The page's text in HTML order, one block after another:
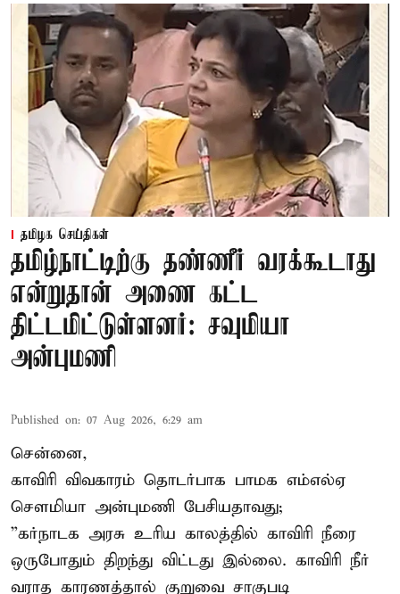
தமிழக செய்திகள்
தமிழ்நாட்டிற்கு தண்ணீர் வரக்கூடாது
என்றுதான் அணை கட்ட
திட்டமிட்டுள்ளனர்: சவுமியா
அன்புமணி
Published on: 07 Aug 2026, 6:29 am
சென்னை,
காவிரி விவகாரம் தொடர்பாக பாமக எம்எல்ஏ
சௌமியா அன்புமணி பேசியதாவது;
”கர்நாடக அரசு உரிய காலத்தில் காவிரி நீரை
ஒருபோதும் திறந்து விட்டது இல்லை. காவிரி நீர்
வராத காரணத்தால் குறுவை சாகுபடி